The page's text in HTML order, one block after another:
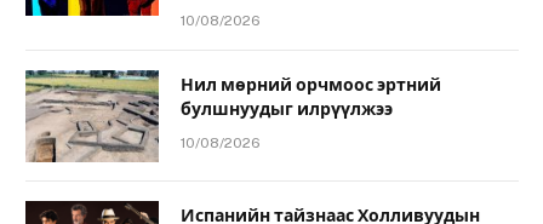
10/08/2026
Нил мөрний орчмоос эртний
булшнуудыг илрүүлжээ
10/08/2026
Испанийн тайзнаас Холливуудын